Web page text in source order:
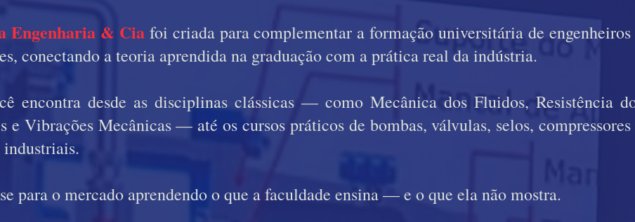
Engenharia & Ciafoi criada para complementar a formação universitária de engenheiros
conectando a teoria aprendida na graduação com a prática real da indústria.
encontra desde as disciplinas clássicas — como Mecânica dos Fluidos, Resistência
e Vibrações Mecânicas — até os cursos práticos de bombas, válvulas, selos, compressores
industriais.
para o mercado aprendendo o que a faculdade ensina — e o que ela não mostra.